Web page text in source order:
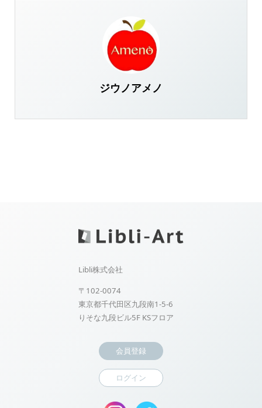
ジウノアメノ
Libli株式会社
〒102-0074
東京都千代田区九段南1-5-6
りそな九段ビル5F KSフロア
会員登録
ログイン